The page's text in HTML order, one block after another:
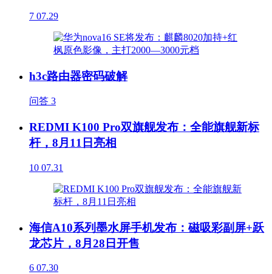
7 07.29
h3c路由器密码破解
问答 3
REDMI K100 Pro双旗舰发布：全能旗舰新标
杆，8月11日亮相
10 07.31
海信A10系列墨水屏手机发布：磁吸彩副屏+跃
龙芯片，8月28日开售
6 07.30